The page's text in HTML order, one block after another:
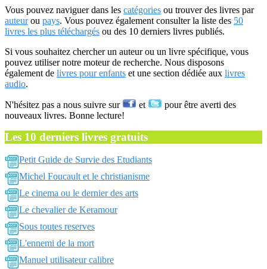
Vous pouvez naviguer dans les catégories ou trouver des livres par
auteurou pays. Vous pouvez également consulter la liste des 50
livres les plus téléchargés ou des 10 derniers livres publiés.
Si vous souhaitez chercher un auteur ou un livre spécifique, vous
pouvez utiliser notre moteur de recherche. Nous disposons
également de livres pour enfants et une section dédiée aux livres
audio.
N'hésitez pas a nous suivre sur et
pour être averti des
nouveaux livres. Bonne lecture!
Les 10 derniers livres gratuits
Petit Guide de Survie des Etudiants
Michel Foucault et le christianisme
Le cinema ou le dernier des arts
Le chevalier de Keramour
Sous toutes reserves
L'ennemi de la mort
Manuel utilisateur calibre